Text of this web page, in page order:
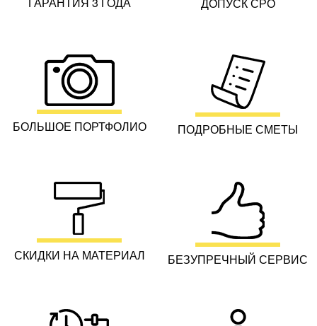
СЕЗОННЫЕ АКЦИИ
ИНДИВИДУАЛЬНЫЙ
ПОДХОД
КОНТАКТНАЯ ИНФОРМАЦИЯ
Время работы: ежедневно с 10.00 до 23.00